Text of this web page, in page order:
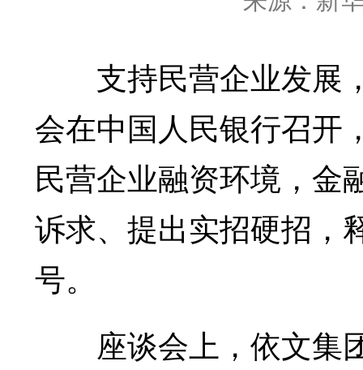
支持民营企业发展
会在中国人民银行召开
民营企业融资环境，金
诉求、提出实招硬招，
号。
座谈会上，依文集